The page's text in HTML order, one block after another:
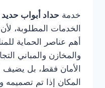
خدمة حداد أبواب
الخدمات المطلوبة،
أهم عناصر الحماية
والمخازن والمباني
الأمان فقط، بل يضيف
المكان إذا تم تصميمه